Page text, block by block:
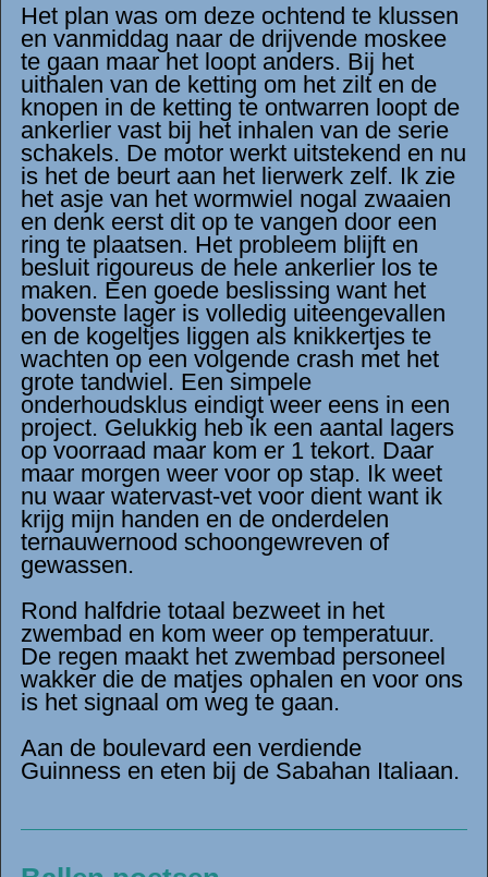
Het plan was om deze ochtend te klussen
en vanmiddag naar de drijvende moskee
te gaan maar het loopt anders. Bij het
uithalen van de ketting om het zilt en de
knopen in de ketting te ontwarren loopt de
ankerlier vast bij het inhalen van de serie
schakels. De motor werkt uitstekend en nu
is het de beurt aan het lierwerk zelf. Ik zie
het asje van het wormwiel nogal zwaaien
en denk eerst dit op te vangen door een
ring te plaatsen. Het probleem blijft en
besluit rigoureus de hele ankerlier los te
maken. Een goede beslissing want het
bovenste lager is volledig uiteengevallen
en de kogeltjes liggen als knikkertjes te
wachten op een volgende crash met het
grote tandwiel. Een simpele
onderhoudsklus eindigt weer eens in een
project. Gelukkig heb ik een aantal lagers
op voorraad maar kom er 1 tekort. Daar
maar morgen weer voor op stap. Ik weet
nu waar watervast-vet voor dient want ik
krijg mijn handen en de onderdelen
ternauwernood schoongewreven of
gewassen.
Rond halfdrie totaal bezweet in het
zwembad en kom weer op temperatuur.
De regen maakt het zwembad personeel
wakker die de matjes ophalen en voor ons
is het signaal om weg te gaan.
Aan de boulevard een verdiende
Guinness en eten bij de Sabahan Italiaan.